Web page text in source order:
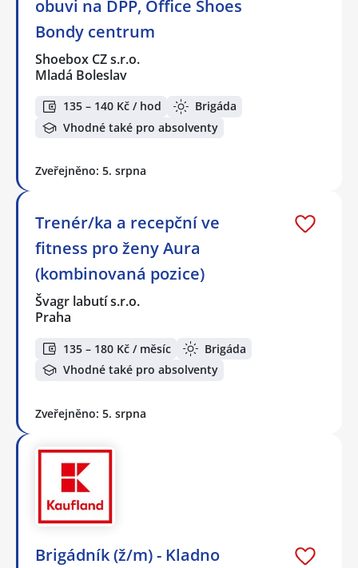
obuvi na DPP, Office Shoes
Bondy centrum
Shoebox CZ s.r.o.
Mladá Boleslav
135 – 140 Kč / hod
Brigáda
Vhodné také pro absolventy
Zveřejněno: 5. srpna
Trenér/ka a recepční ve
fitness pro ženy Aura
(kombinovaná pozice)
Švagr labutí s.r.o.
Praha
135 – 180 Kč / měsíc
Brigáda
Vhodné také pro absolventy
Zveřejněno: 5. srpna
Brigádník (ž/m) - Kladno